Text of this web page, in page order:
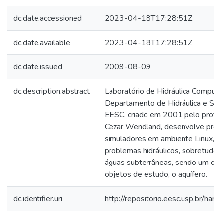
dc.date.accessioned 2023-04-18T17:28:51Z
dc.date.available 2023-04-18T17:28:51Z
dc.date.issued 2009-08-09
dc.description.abstract
Laboratório de Hidráulica
Departamento de Hidráulica e
EESC, criado em 2001 pelo
Cezar Wendland, desenvolve
simuladores em ambiente Linux,
problemas hidráulicos, sobretudo
águas subterrâneas, sendo um
objetos de estudo, o aquífero.
dc.identifier.uri http://repositorio.eesc.usp.br/